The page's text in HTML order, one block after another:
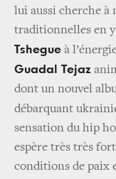
lui aussi cherche à
traditionnelles en
Tshegue à
Guadal Tejaz
dont un nouvel
débarquant
sensation du hip
espère très très
conditions de paix